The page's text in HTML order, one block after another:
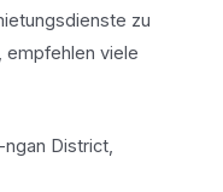
zu
empfehlen viele
District,